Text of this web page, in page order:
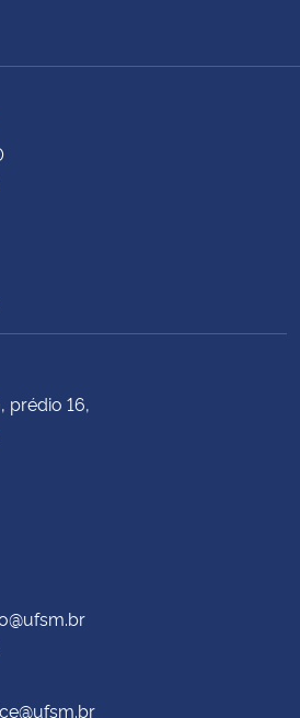
prédio 16,